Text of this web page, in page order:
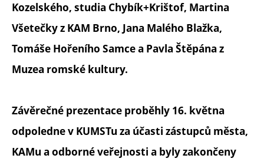
Kozelského, studia Chybík+Krištof, Martina
Všetečky z KAM Brno, Jana Malého Blažka,
Tomáše Hořeního Samce a Pavla Štěpána z
Muzea romské kultury.
Závěrečné prezentace proběhly 16. května
odpoledne v KUMSTu za účasti zástupců města,
KAMu a odborné veřejnosti a byly zakončeny